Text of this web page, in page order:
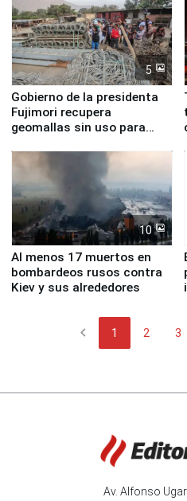
5
Gobierno de la presidenta
Fujimori recupera
geomallas sin uso para
Fenómeno El Niño
10
Al menos 17 muertos en
bombardeos rusos contra
Kiev y sus alrededores
chevron_left 1 2 3
Av. Alfonso